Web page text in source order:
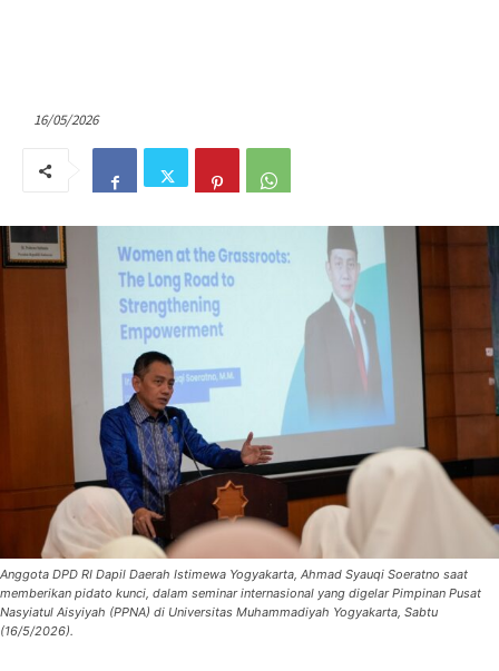
16/05/2026
Anggota DPD RI Dapil Daerah Istimewa Yogyakarta, Ahmad Syauqi Soeratno saat
memberikan pidato kunci, dalam seminar internasional yang digelar Pimpinan Pusat
Nasyiatul Aisyiyah (PPNA) di Universitas Muhammadiyah Yogyakarta, Sabtu
(16/5/2026).